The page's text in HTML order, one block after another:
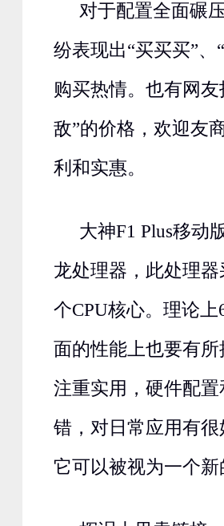
对于配置全面碾
纷表现出“买买买”
购买热情。也有网
敌”的价格，欢迎友
利和实惠。
大神F1 Plus移动
龙处理器，此处理
个CPU核心。理论
面的性能上也要有
注重实用，硬件配
错，对日常应用有
它可以被视为一个新